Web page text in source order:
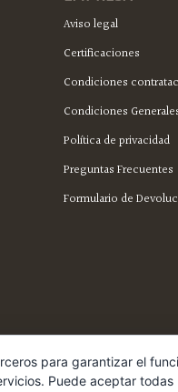
Aviso legal
Certificaciones
Condiciones
Condiciones
Política de privacidad
Preguntas Frecuentes
Formulario de
para garantizar el
Puede aceptar